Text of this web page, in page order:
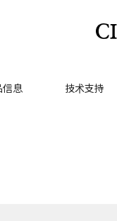
信息 技术支持